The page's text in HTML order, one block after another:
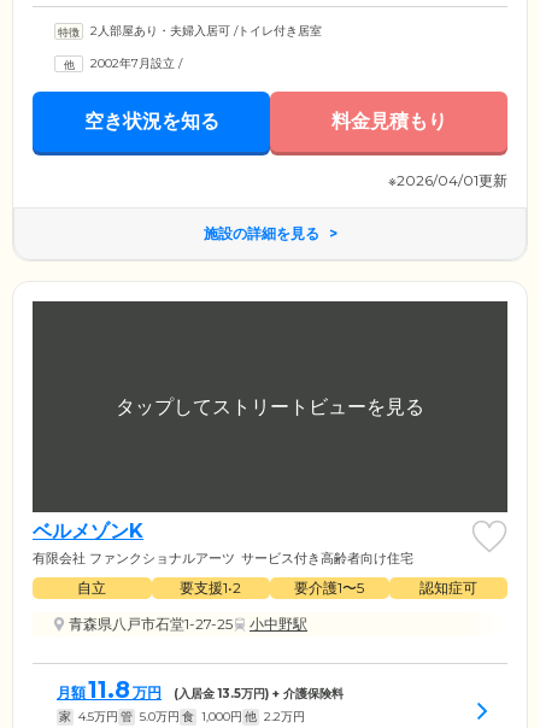
2人部屋あり・夫婦入居可 /トイレ付き居室
2002年7月設立 /
空き状況を知る 料金見積もり
※2026/04/01更新
施設の詳細を見る
ベルメゾンK
有限会社 ファンクショナルアーツ サービス付き高齢者向け住宅
自立 要支援1•2 要介護1〜5
認知症可
青森県八戸市石堂1-27-25
小中野駅
月額11.8 万円 (入居金13.5万円) + 介護保険料
家 4.5万円 管 5.0万円 食 1,000円 他 2.2万円